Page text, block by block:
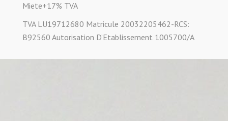
Miete+17% TVA
TVA LU19712680 Matricule 20032205462-RCS:
B92560 Autorisation D’Etablissement 1005700/A